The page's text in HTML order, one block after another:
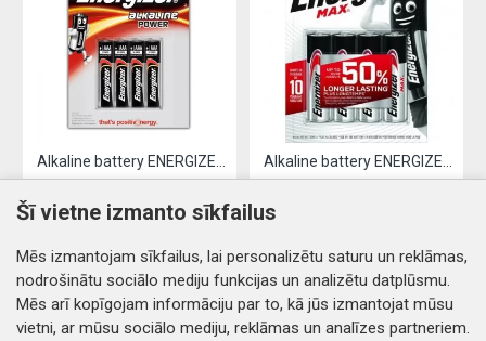
Šī vietne izmanto sīkfailus
Mēs izmantojam sīkfailus, lai personalizētu saturu un reklāmas,
nodrošinātu sociālo mediju funkcijas un analizētu datplūsmu.
Mēs arī kopīgojam informāciju par to, kā jūs izmantojat mūsu
vietni, ar mūsu sociālo mediju, reklāmas un analīzes partneriem.